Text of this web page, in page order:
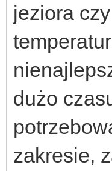
jeziora
dużo
zakresie,